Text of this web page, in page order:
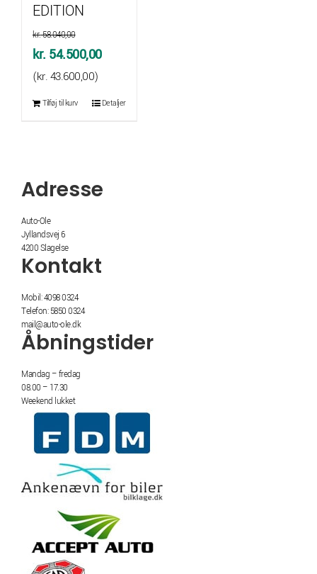
EDITION
kr.58.040,00
Den
oprindelige
pris
kr. 54.500,00Den
pris
(kr.43.600,00)
Tilføj til kurv Detaljer
Adresse
Auto-Ole
Jyllandsvej 6
4200 Slagelse
Kontakt
Mobil: 4098 0324
Telefon: 5850 0324
mail@auto-ole.dk
Åbningstider
Mandag – fredag
08.00 – 17.30
Weekend lukket